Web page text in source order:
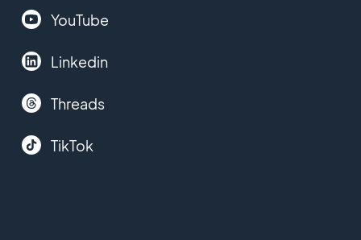
YouTube
Linkedin
Threads
TikTok